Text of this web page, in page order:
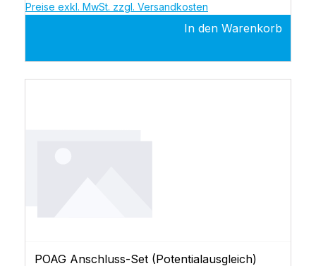
Preise exkl. MwSt. zzgl. Versandkosten
In den Warenkorb
POAG Anschluss-Set (Potentialausgleich)